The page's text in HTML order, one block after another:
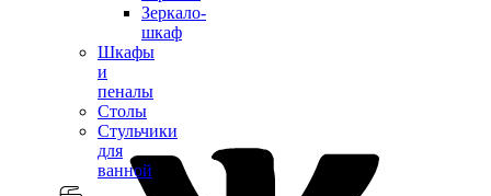
Зеркало-
шкаф
Шкафы
и
пеналы
Столы
Стульчики
для
ванной